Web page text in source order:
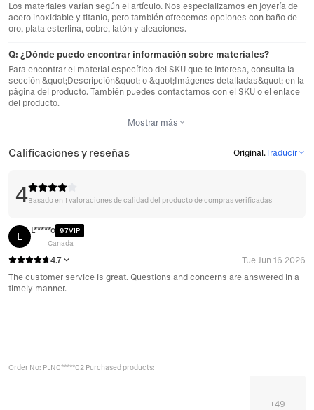
Los materiales varían según el artículo. Nos especializamos en joyería de
acero inoxidable y titanio, pero también ofrecemos opciones con baño de
oro, plata esterlina, cobre, latón y aleaciones.
Q: ¿Dónde puedo encontrar información sobre materiales?
Para encontrar el material específico del SKU que te interesa, consulta la
sección &quot;Descripción&quot; o &quot;Imágenes detalladas&quot; en la
página del producto. También puedes contactarnos con el SKU o el enlace
del producto.
Mostrar más
Calificaciones y reseñas Original.Traducir
4Basado en 1 valoraciones de calidad del producto de compras verificadas
L
L*****o 97VIP
Canada
4.7
Tue Jun 16 2026
The customer service is great. Questions and concerns are answered in a
timely manner.
Order No: PLN0*****02 Purchased products:
+49